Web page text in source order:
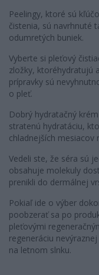
Peelingy, ktoré sú
čistenia, sú navrhnuté
odumretých buniek.
Vyberte si pleťový
zložky, ktoréhydratujú
prípravky sú
o pleť.
Dobrý hydratačný
stratenú hydratáciu,
chladnejších mesiacov
Vedeli ste, že séra sú
obsahuje molekuly
prenikli do dermálnej
Pokiaľ ide o výber
poobzerať sa po
pleťovými
regeneráciu
na letnom slnku.